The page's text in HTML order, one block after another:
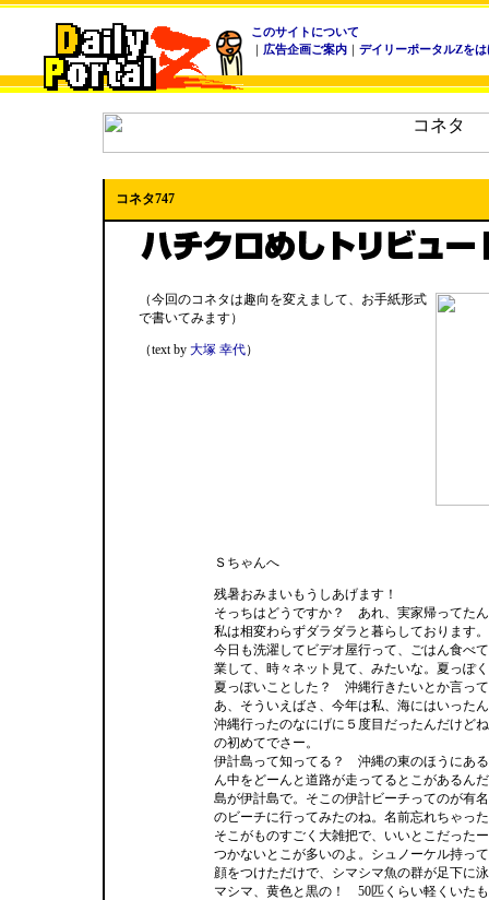
このサイトについて
｜ 広告企画ご案内 ｜ デイリーポータルZを
コネタ747
（今回のコネタは趣向を変えまして、お手紙形式
で書いてみます）
（text by 大塚 幸代）
Ｓちゃんへ
残暑おみまいもうしあげます！
そっちはどうですか？ あれ、実家帰ってた
私は相変わらずダラダラと暮らしております。
今日も洗濯してビデオ屋行って、ごはん食べ
業して、時々ネット見て、みたいな。夏っぽ
夏っぽいことした？ 沖縄行きたいとか言っ
あ、そういえばさ、今年は私、海にはいった
沖縄行ったのなにげに５度目だったんだけど
の初めてでさー。
伊計島って知ってる？ 沖縄の東のほうにあ
ん中をどーんと道路が走ってるとこがあるん
島が伊計島で。そこの伊計ビーチってのが有
のビーチに行ってみたのね。名前忘れちゃっ
そこがものすごく大雑把で、いいとこだった
つかないとこが多いのよ。シュノーケル持っ
顔をつけただけで、シマシマ魚の群が足下に
マシマ、黄色と黒の！ 50匹くらい軽くいた